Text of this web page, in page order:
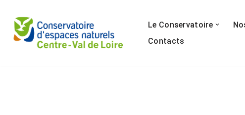
Aller
au
Le Conservatoire
Contacts